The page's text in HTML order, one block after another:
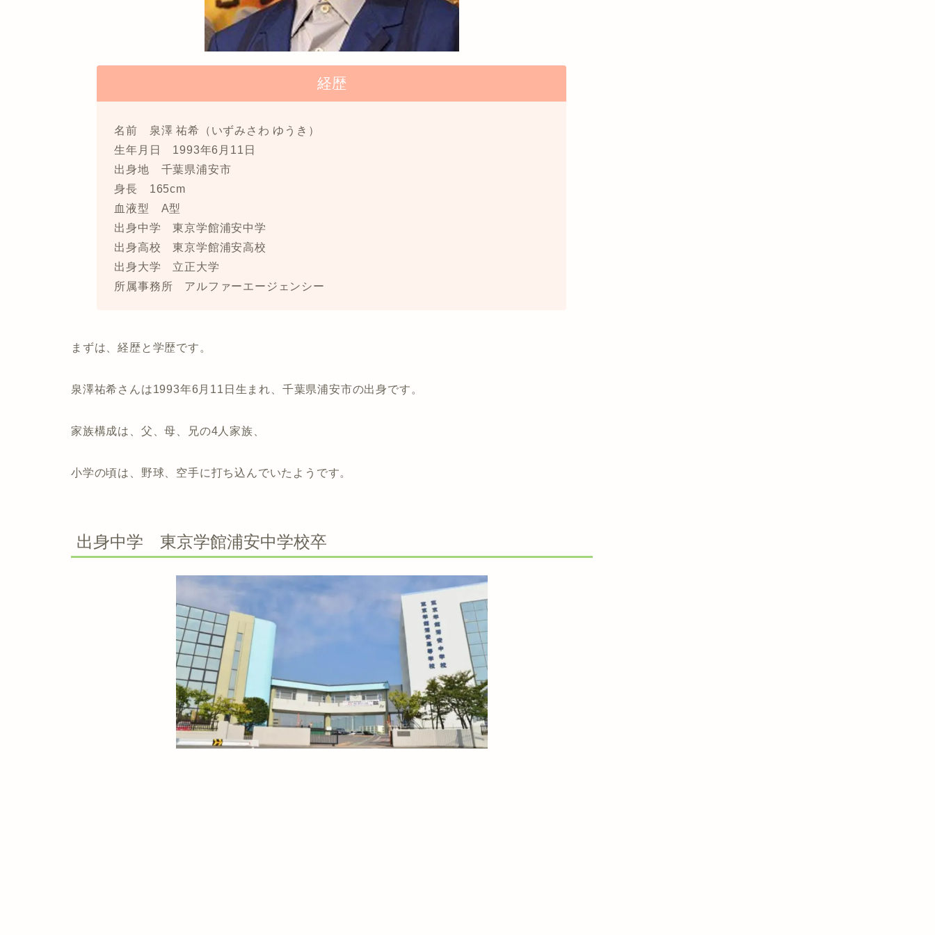
経歴
名前 泉澤 祐希（いずみさわ ゆうき）
生年月日 1993年6月11日
出身地 千葉県浦安市
身長 165cm
血液型 A型
出身中学 東京学館浦安中学
出身高校 東京学館浦安高校
出身大学 立正大学
所属事務所 アルファーエージェンシー
まずは、経歴と学歴です。
泉澤祐希さんは1993年6月11日生まれ、千葉県浦安市の出身です。
家族構成は、父、母、兄の4人家族、
小学の頃は、野球、空手に打ち込んでいたようです。
出身中学 東京学館浦安中学校卒